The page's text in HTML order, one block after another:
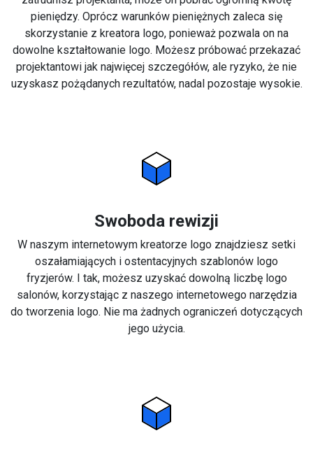
pieniędzy. Oprócz warunków pieniężnych zaleca się
skorzystanie z kreatora logo, ponieważ pozwala on na
dowolne kształtowanie logo. Możesz próbować przekazać
projektantowi jak najwięcej szczegółów, ale ryzyko, że nie
uzyskasz pożądanych rezultatów, nadal pozostaje wysokie.
Swoboda rewizji
W naszym internetowym kreatorze logo znajdziesz setki
oszałamiających i ostentacyjnych szablonów logo
fryzjerów. I tak, możesz uzyskać dowolną liczbę logo
salonów, korzystając z naszego internetowego narzędzia
do tworzenia logo. Nie ma żadnych ograniczeń dotyczących
jego użycia.